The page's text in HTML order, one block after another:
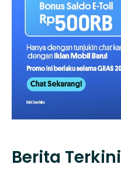
Berita Terkini